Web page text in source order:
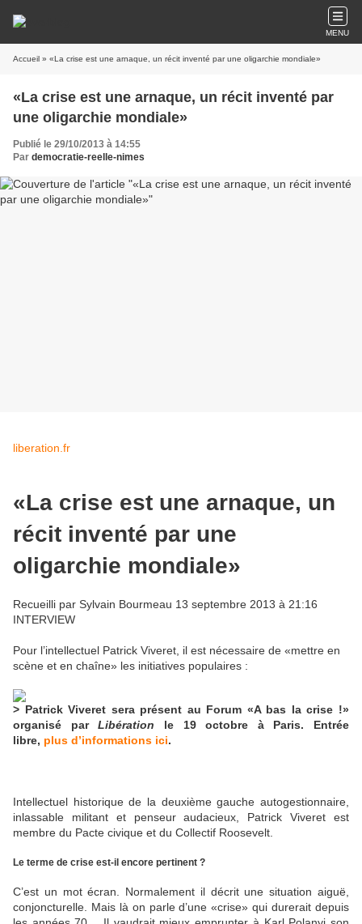
MENU
Accueil » «La crise est une arnaque, un récit inventé par une oligarchie mondiale»
«La crise est une arnaque, un récit inventé par
une oligarchie mondiale»
Publié le 29/10/2013 à 14:55
Par democratie-reelle-nimes
liberation.fr
«La crise est une arnaque, un
récit inventé par une
oligarchie mondiale»
Recueilli par Sylvain Bourmeau 13 septembre 2013 à 21:16
INTERVIEW
Pour l’intellectuel Patrick Viveret, il est nécessaire de «mettre en
scène et en chaîne» les initiatives populaires :
> Patrick Viveret sera présent au Forum «A bas la crise !»
organisé parLibération le 19 octobre à Paris. Entrée
libre, plus d’informations ici.
Intellectuel historique de la deuxième gauche autogestionnaire,
inlassable militant et penseur audacieux, Patrick Viveret est
membre du Pacte civique et du Collectif Roosevelt.
Le terme de crise est-il encore pertinent ?
C’est un mot écran. Normalement il décrit une situation aiguë,
conjoncturelle. Mais là on parle d’une «crise» qui durerait depuis